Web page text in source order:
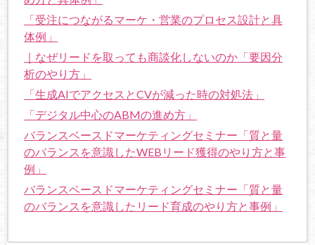
「受注につながるマーケ・営業のプロセス設計と具
体例」
｜なぜリードを取っても商談化しないのか「要因分
析のやり方」
「生成AIでアクセスとCVが減った時の対処法」
「デジタル中心のABMの進め方」
バランスベースドマーケティングセミナー「質と量
のバランスを意識したWEBリード獲得のやり方と事
例」
バランスベースドマーケティングセミナー「質と量
のバランスを意識したリード育成のやり方と事例」